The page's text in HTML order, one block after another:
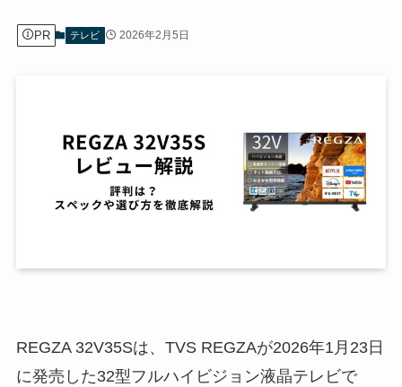
PR テレビ 2026年2月5日
REGZA 32V35Sは、TVS REGZAが2026年1月23日
に発売した32型フルハイビジョン液晶テレビで